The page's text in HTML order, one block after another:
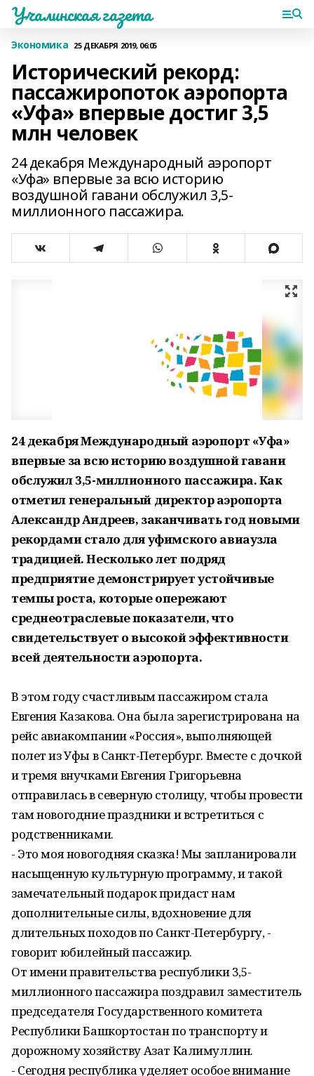
Учалинская газета
Экономика 25 ДЕКАБРЯ 2019, 06:05
Исторический рекорд:
пассажиропоток аэропорта
«Уфа» впервые достиг 3,5
млн человек
24 декабря Международный аэропорт
«Уфа» впервые за всю историю
воздушной гавани обслужил 3,5-
миллионного пассажира.
24 декабря Международный аэропорт «Уфа»
впервые за всю историю воздушной гавани
обслужил 3,5-миллионного пассажира. Как
отметил генеральный директор аэропорта
Александр Андреев, заканчивать год новыми
рекордами стало для уфимского авиаузла
традицией. Несколько лет подряд
предприятие демонстрирует устойчивые
темпы роста, которые опережают
среднеотраслевые показатели, что
свидетельствует о высокой эффективности
всей деятельности аэропорта.
В этом году счастливым пассажиром стала
Евгения Казакова. Она была зарегистрирована на
рейс авиакомпании «Россия», выполняющей
полет из Уфы в Санкт-Петербург. Вместе с дочкой
и тремя внучками Евгения Григорьевна
отправилась в северную столицу, чтобы провести
там новогодние праздники и встретиться с
родственниками.
- Это моя новогодняя сказка! Мы запланировали
насыщенную культурную программу, и такой
замечательный подарок придаст нам
дополнительные силы, вдохновение для
длительных походов по Санкт-Петербургу, -
говорит юбилейный пассажир.
От имени правительства республики 3,5-
миллионного пассажира поздравил заместитель
председателя Государственного комитета
Республики Башкортостан по транспорту и
дорожному хозяйству Азат Калимуллин.
- Сегодня республика уделяет особое внимание